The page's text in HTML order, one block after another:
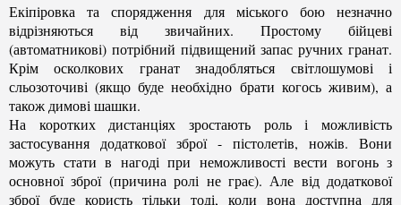
Екіпіровка та спорядження для міського бою незначно
відрізняються від звичайних. Простому бійцеві
(автоматникові) потрібний підвищений запас ручних гранат.
Крім осколкових гранат знадобляться світлошумові і
сльозоточиві (якщо буде необхідно брати когось живим), а
також димові шашки.
На коротких дистанціях зростають роль і можливість
застосування додаткової зброї - пістолетів, ножів. Вони
можуть стати в нагоді при неможливості вести вогонь з
основної зброї (причина ролі не грає). Але від додаткової
зброї буде користь тільки тоді, коли вона доступна для